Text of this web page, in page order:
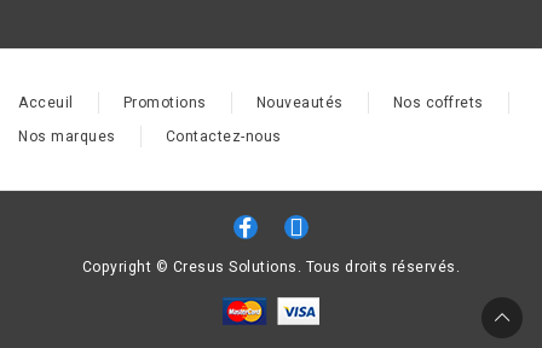
Acceuil Promotions Nouveautés
Nos coffrets
Nos marques
Contactez-nous
Copyright © Cresus Solutions. Tous droits réservés.